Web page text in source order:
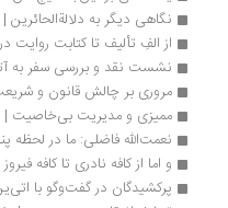
نگاهی دیگر به دلالةالحائرین |
از الفِ تألیف تا کتابت روایت در
نشست نقد و بررسی سفر به آتش
مروری بر چالش قانون و شریعت؛ در
ممیزی و مدیریت بی‌خاصیت |
نعمت‌الله فاضلی: ما در لحظه پنجم
و اما از کافه نادری تا کافه فیروز |
پرکشیدگان در گفت‌وگو با اتی‌ین کرن